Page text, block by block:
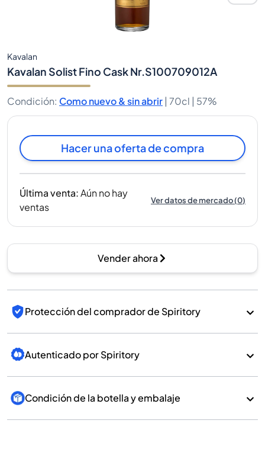
Kavalan
Kavalan Solist Fino Cask Nr.S100709012A
Condición: Como nuevo & sin abrir | 70cl | 57%
Hacer una oferta de compra
Última venta:Aún no hay
ventas
Ver datos de mercado(0)
Vender ahora
Protección del comprador de Spiritory
Autenticado por Spiritory
Condición de la botella y embalaje